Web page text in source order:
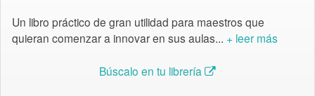
Un libro práctico de gran utilidad para maestros que
quieran comenzar a innovar en sus aulas... + leer más
Búscalo en tu librería